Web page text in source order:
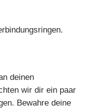
deinen
wir dir ein paar
Bewahre deine